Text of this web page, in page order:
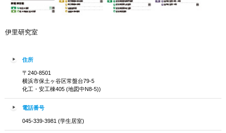
伊里研究室
住所
〒240-8501
横浜市保土ヶ谷区常盤台79-5
化工・安工棟405 (地図中N8-5))
電話番号
045-339-3981 (学生居室)